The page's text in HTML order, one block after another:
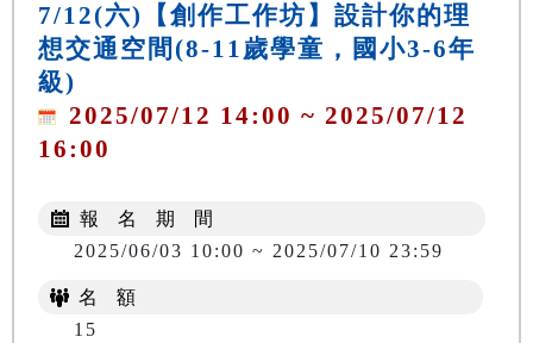
7/12(六)【創作工作坊】設計你的理
想交通空間(8-11歲學童，國小3-6年
級)
2025/07/12 14:00 ~ 2025/07/12
16:00
報 名 期 間
2025/06/03 10:00 ~ 2025/07/10 23:59
名 額
15